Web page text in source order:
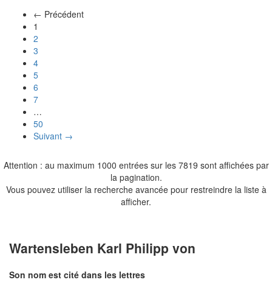
← Précédent
1
2
3
4
5
6
7
…
50
Suivant →
Attention : au maximum 1000 entrées sur les 7819 sont affichées par
la pagination.
Vous pouvez utiliser la recherche avancée pour restreindre la liste à
afficher.
Wartensleben Karl Philipp von
Son nom est cité dans les lettres